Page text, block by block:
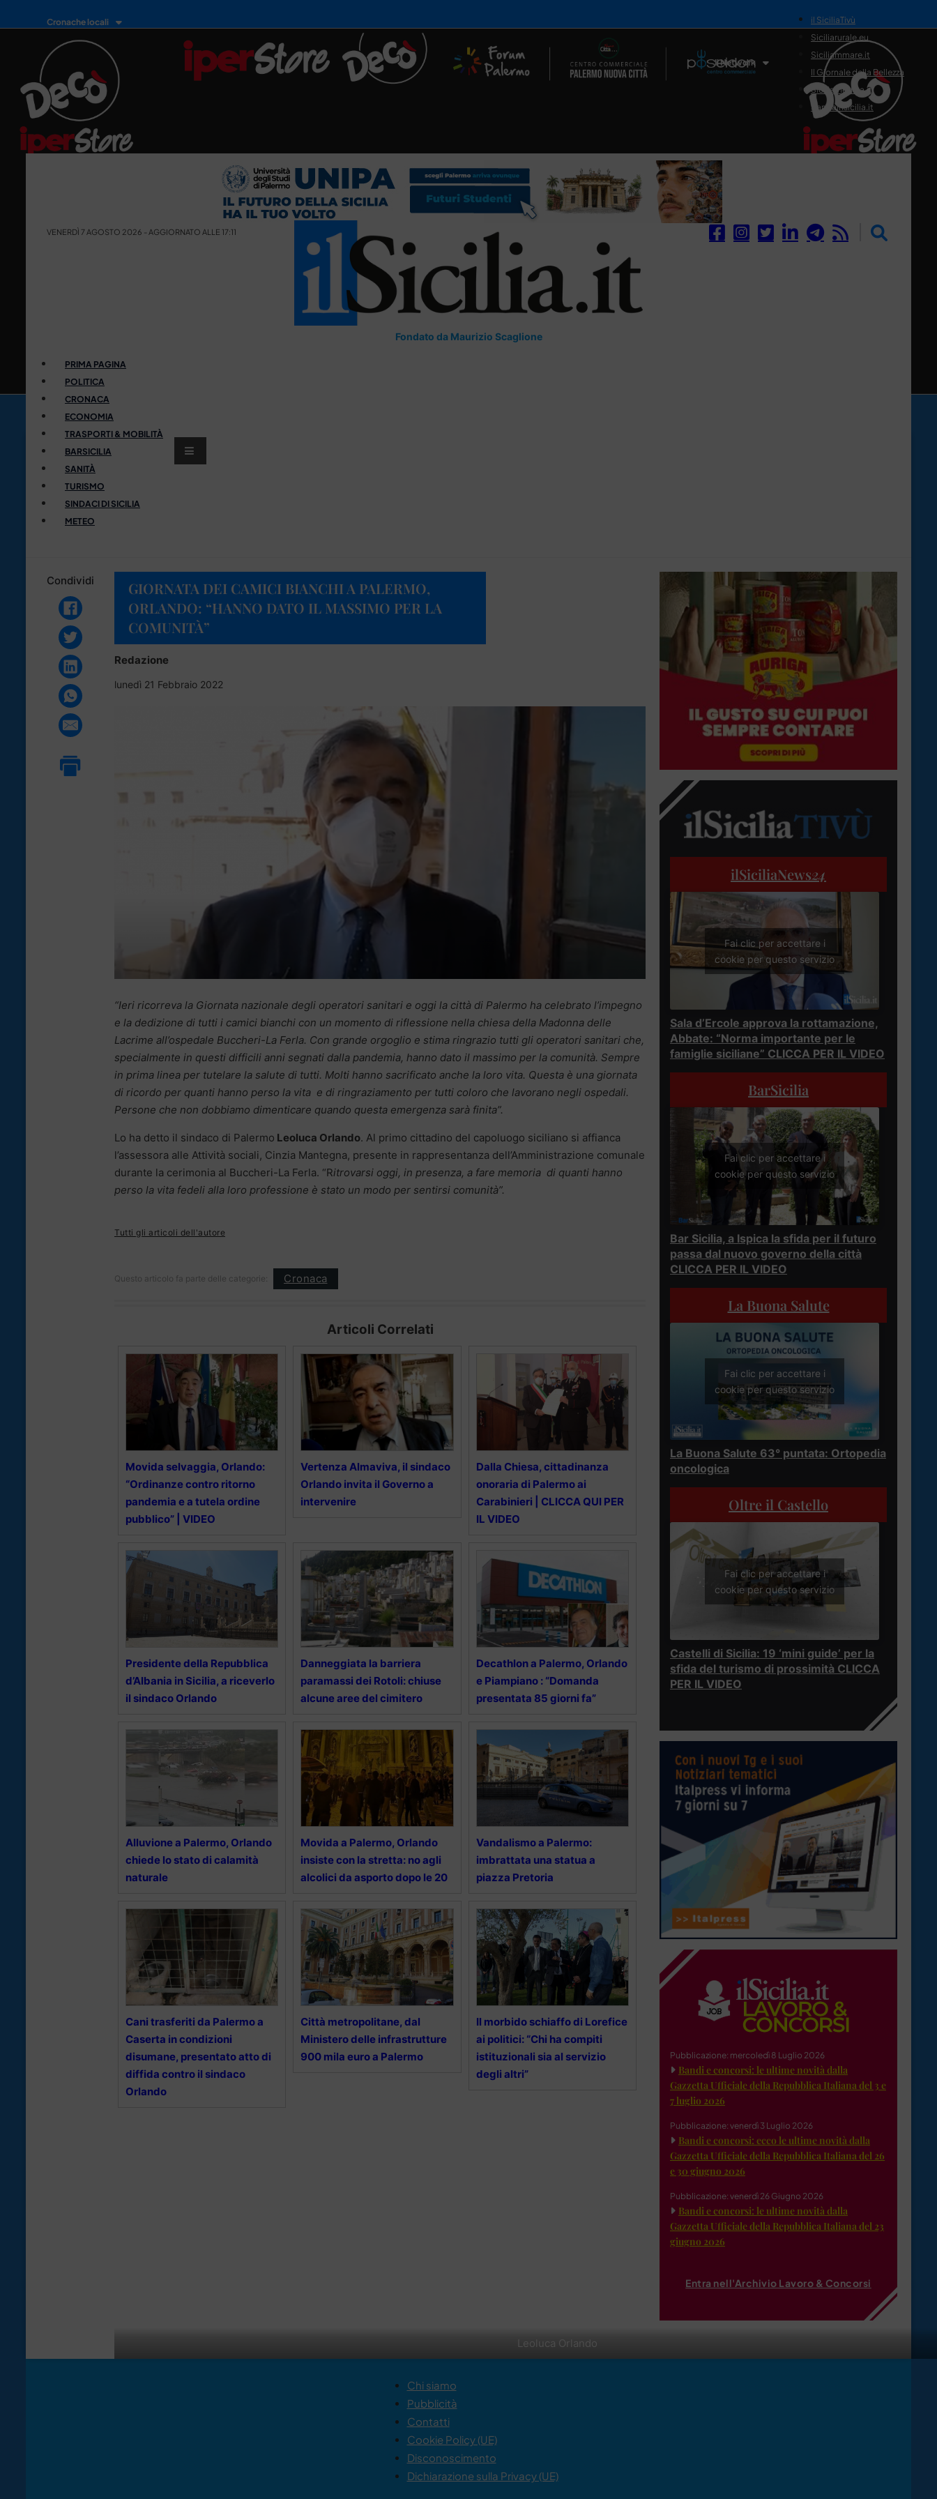
Cronache locali
Il Network
il SiciliaTivù
Siciliarurale.eu
Siciliammare.it
Il Giornale della Bellezza
Siciliamedica.it
Sanitainsicilia.it
VENERDÌ 7 AGOSTO 2026 - AGGIORNATO ALLE 17:11
Fondato da Maurizio Scaglione
PRIMA PAGINA
POLITICA
CRONACA
ECONOMIA
TRASPORTI & MOBILITÀ
BARSICILIA
SANITÀ
TURISMO
SINDACI DI SICILIA
METEO
Condividi
GIORNATA DEI CAMICI BIANCHI A PALERMO,
ORLANDO: “HANNO DATO IL MASSIMO PER LA
COMUNITÀ”
Redazione
lunedì 21 Febbraio 2022
Leoluca Orlando
“Ieri ricorreva la Giornata nazionale degli operatori sanitari e oggi la città di Palermo ha celebrato l’impegno
e la dedizione di tutti i camici bianchi con un momento di riflessione nella chiesa della Madonna delle
Lacrime all’ospedale Buccheri-La Ferla. Con grande orgoglio e stima ringrazio tutti gli operatori sanitari che,
specialmente in questi difficili anni segnati dalla pandemia, hanno dato il massimo per la comunità. Sempre
in prima linea per tutelare la salute di tutti. Molti hanno sacrificato anche la loro vita. Questa è una giornata
di ricordo per quanti hanno perso la vita e di ringraziamento per tutti coloro che lavorano negli ospedali.
Persone che non dobbiamo dimenticare quando questa emergenza sarà finita”.
Lo ha detto il sindaco di Palermo Leoluca Orlando. Al primo cittadino del capoluogo siciliano si affianca
l’assessora alle Attività sociali, Cinzia Mantegna, presente in rappresentanza dell’Amministrazione comunale
durante la cerimonia al Buccheri-La Ferla. “Ritrovarsi oggi, in presenza, a fare memoria di quanti hanno
perso la vita fedeli alla loro professione è stato un modo per sentirsi comunità”.
Tutti gli articoli dell'autore
Questo articolo fa parte delle categorie: Cronaca
Articoli Correlati
Movida selvaggia, Orlando:
“Ordinanze contro ritorno
pandemia e a tutela ordine
pubblico” | VIDEO
Vertenza Almaviva, il sindaco
Orlando invita il Governo a
intervenire
Dalla Chiesa, cittadinanza
onoraria di Palermo ai
Carabinieri | CLICCA QUI PER
IL VIDEO
Presidente della Repubblica
d’Albania in Sicilia, a riceverlo
il sindaco Orlando
Danneggiata la barriera
paramassi dei Rotoli: chiuse
alcune aree del cimitero
Decathlon a Palermo, Orlando
e Piampiano : “Domanda
presentata 85 giorni fa”
Alluvione a Palermo, Orlando
chiede lo stato di calamità
naturale
Movida a Palermo, Orlando
insiste con la stretta: no agli
alcolici da asporto dopo le 20
Vandalismo a Palermo:
imbrattata una statua a
piazza Pretoria
Cani trasferiti da Palermo a
Caserta in condizioni
disumane, presentato atto di
diffida contro il sindaco
Orlando
Città metropolitane, dal
Ministero delle infrastrutture
900 mila euro a Palermo
Il morbido schiaffo di Lorefice
ai politici: “Chi ha compiti
istituzionali sia al servizio
degli altri”
ilSiciliaNews24
Fai clic per accettare i
cookie per questo servizio
Sala d’Ercole approva la rottamazione,
Abbate: “Norma importante per le
famiglie siciliane” CLICCA PER IL VIDEO
BarSicilia
Fai clic per accettare i
cookie per questo servizio
Bar Sicilia, a Ispica la sfida per il futuro
passa dal nuovo governo della città
CLICCA PER IL VIDEO
La Buona Salute
Fai clic per accettare i
cookie per questo servizio
La Buona Salute 63° puntata: Ortopedia
oncologica
Oltre il Castello
Fai clic per accettare i
cookie per questo servizio
Castelli di Sicilia: 19 ‘mini guide’ per la
sfida del turismo di prossimità CLICCA
PER IL VIDEO
Pubblicazione: mercoledì 8 Luglio 2026
Bandi e concorsi: le ultime novità dalla
Gazzetta Ufficiale della Repubblica Italiana del 3 e
7 luglio 2026
Pubblicazione: venerdì 3 Luglio 2026
Bandi e concorsi: ecco le ultime novità dalla
Gazzetta Ufficiale della Repubblica Italiana del 26
e 30 giugno 2026
Pubblicazione: venerdì 26 Giugno 2026
Bandi e concorsi: le ultime novità dalla
Gazzetta Ufficiale della Repubblica Italiana del 23
giugno 2026
Entra nell'Archivio Lavoro & Concorsi
Chi siamo
Pubblicità
Contatti
Cookie Policy (UE)
Disconoscimento
Dichiarazione sulla Privacy (UE)